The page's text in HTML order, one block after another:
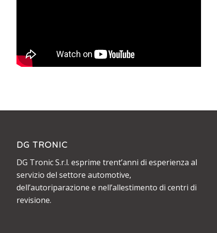
DG TRONIC
DG Tronic S.r.l. esprime trent’anni di esperienza al
servizio del settore automotive,
dell’autoriparazione e nell’allestimento di centri di
revisione.